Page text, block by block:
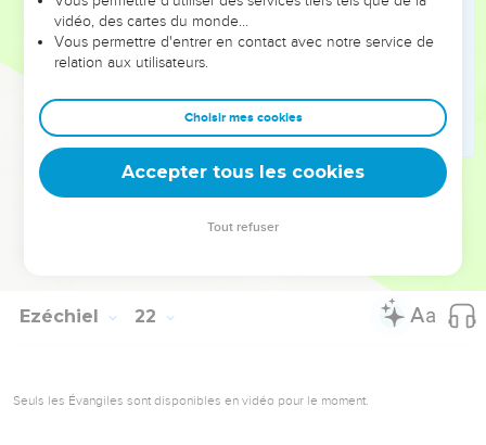
lieu où tu as été créé, dans le pays de tes origines.
Je répandrai sur toi ma fureur, je soufflerai contre toi avec
le feu de mon courroux et je te livrerai entre les mains
Tu seras dévoré par le feu ; ton sang demeurera au milieu
du pays ; on ne rappellera plus ton souvenir, car moi,
l’Éternel, j’ai parlé.
© Société biblique française – Bibli’O, 1978, avec autorisation. Pour vous procurer
Ezéchiel 22
Seuls les Évangiles sont disponibles en vidéo pour le moment.
vidéo, des cartes du monde…
Vous permettre d'entrer en contact avec notre service de
relation aux utilisateurs.
Choisir mes cookies
Accepter tous les cookies
Tout refuser